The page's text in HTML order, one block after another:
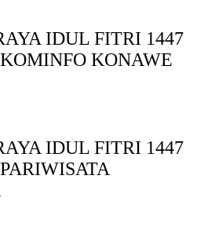
IDUL FITRI 1447
KONAWE
IDUL FITRI 1447